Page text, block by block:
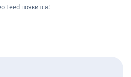
Feed появится!